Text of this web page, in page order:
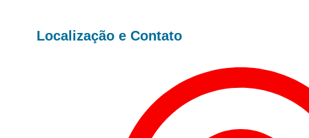
Localização e Contato